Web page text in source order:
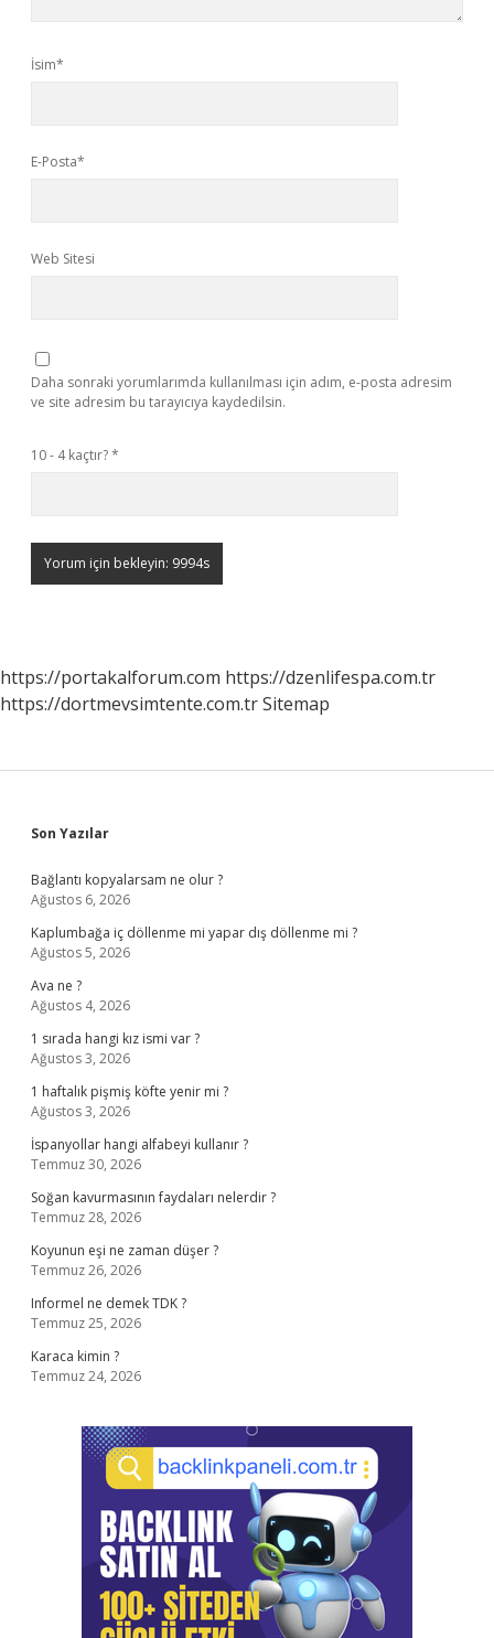
İsim*
E-Posta*
Web Sitesi
Daha sonraki yorumlarımda kullanılması için adım, e-posta adresim
ve site adresim bu tarayıcıya kaydedilsin.
10 - 4 kaçtır?*
https://portakalforum.com https://dzenlifespa.com.tr
https://dortmevsimtente.com.trSitemap
Sidebar
Son Yazılar
Bağlantı kopyalarsam ne olur ?
Ağustos 6, 2026
Kaplumbağa iç döllenme mi yapar dış döllenme mi ?
Ağustos 5, 2026
Ava ne ?
Ağustos 4, 2026
1 sırada hangi kız ismi var ?
Ağustos 3, 2026
1 haftalık pişmiş köfte yenir mi ?
Ağustos 3, 2026
İspanyollar hangi alfabeyi kullanır ?
Temmuz 30, 2026
Soğan kavurmasının faydaları nelerdir ?
Temmuz 28, 2026
Koyunun eşi ne zaman düşer ?
Temmuz 26, 2026
Informel ne demek TDK ?
Temmuz 25, 2026
Karaca kimin ?
Temmuz 24, 2026